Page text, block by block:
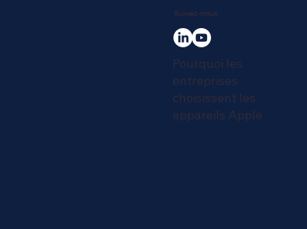
Suivez-nous
Pourquoi les
entreprises
choisissent les
appareils Apple